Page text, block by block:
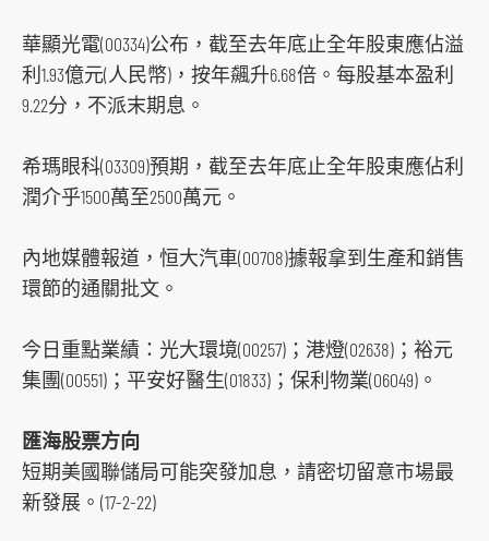
華顯光電(00334)公布，截至去年底止全年股東應佔溢
利1.93億元(人民幣)，按年飆升6.68倍。每股基本盈利
9.22分，不派末期息。
希瑪眼科(03309)預期，截至去年底止全年股東應佔利
潤介乎1500萬至2500萬元。
內地媒體報道，恒大汽車(00708)據報拿到生產和銷售
環節的通關批文。
今日重點業績：光大環境(00257)；港燈(02638)；裕元
集團(00551)；平安好醫生(01833)；保利物業(06049)。
匯海股票方向
短期美國聯儲局可能突發加息，請密切留意市場最
新發展。(17-2-22)